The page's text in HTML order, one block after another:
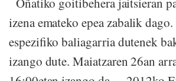
izena emateko epea zabalik
espezifiko baliagarria dutenek
izango dute. Maiatzaren 26an